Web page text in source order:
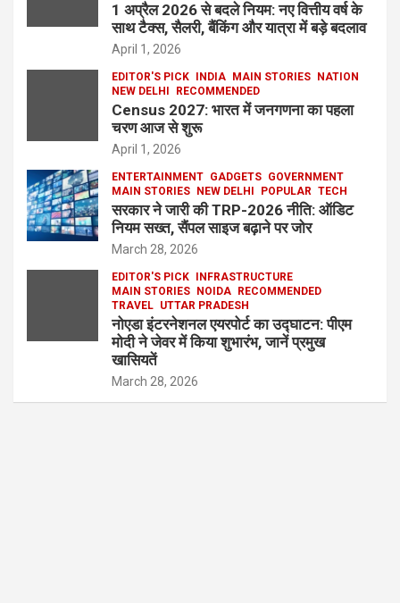
1 अप्रैल 2026 से बदले नियम: नए वित्तीय वर्ष के
साथ टैक्स, सैलरी, बैंकिंग और यात्रा में बड़े बदलाव
April 1, 2026
EDITOR'S PICK INDIA MAIN STORIES
NATION
NEW DELHI
RECOMMENDED
Census 2027: भारत में जनगणना का पहला
चरण आज से शुरू
April 1, 2026
ENTERTAINMENT GADGETS GOVERNMENT
MAIN STORIES
NEW DELHI POPULAR TECH
सरकार ने जारी की TRP-2026 नीति: ऑडिट
नियम सख्त, सैंपल साइज बढ़ाने पर जोर
March 28, 2026
EDITOR'S PICK
INFRASTRUCTURE
MAIN STORIES
NOIDA
RECOMMENDED
TRAVEL UTTAR PRADESH
नोएडा इंटरनेशनल एयरपोर्ट का उद्घाटन: पीएम
मोदी ने जेवर में किया शुभारंभ, जानें प्रमुख
खासियतें
March 28, 2026